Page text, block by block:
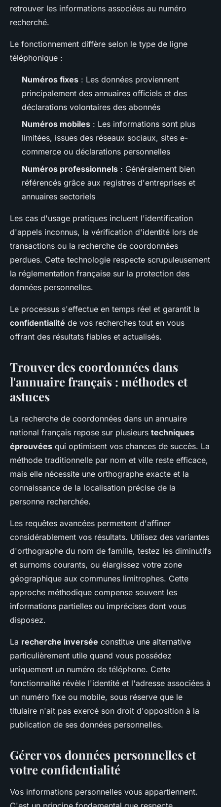
retrouver les informations associées au numéro
recherché.
Le fonctionnement diffère selon le type de ligne
téléphonique :
Numéros fixes : Les données proviennent
principalement des annuaires officiels et des
déclarations volontaires des abonnés
Numéros mobiles : Les informations sont plus
limitées, issues des réseaux sociaux, sites e-
commerce ou déclarations personnelles
Numéros professionnels : Généralement bien
référencés grâce aux registres d'entreprises et
annuaires sectoriels
Les cas d'usage pratiques incluent l'identification
d'appels inconnus, la vérification d'identité lors de
transactions ou la recherche de coordonnées
perdues. Cette technologie respecte scrupuleusement
la réglementation française sur la protection des
données personnelles.
Le processus s'effectue en temps réel et garantit la
confidentialité de vos recherches tout en vous
offrant des résultats fiables et actualisés.
Trouver des coordonnées dans
l'annuaire français : méthodes et
astuces
La recherche de coordonnées dans un annuaire
national français repose sur plusieurs techniques
éprouvées qui optimisent vos chances de succès. La
méthode traditionnelle par nom et ville reste efficace,
mais elle nécessite une orthographe exacte et la
connaissance de la localisation précise de la
personne recherchée.
Les requêtes avancées permettent d'affiner
considérablement vos résultats. Utilisez des variantes
d'orthographe du nom de famille, testez les diminutifs
et surnoms courants, ou élargissez votre zone
géographique aux communes limitrophes. Cette
approche méthodique compense souvent les
informations partielles ou imprécises dont vous
disposez.
La recherche inversée constitue une alternative
particulièrement utile quand vous possédez
uniquement un numéro de téléphone. Cette
fonctionnalité révèle l'identité et l'adresse associées à
un numéro fixe ou mobile, sous réserve que le
titulaire n'ait pas exercé son droit d'opposition à la
publication de ses données personnelles.
Gérer vos données personnelles et
votre confidentialité
Vos informations personnelles vous appartiennent.